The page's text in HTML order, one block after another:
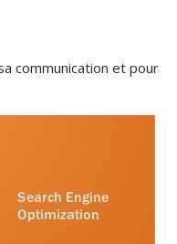
communication et pour